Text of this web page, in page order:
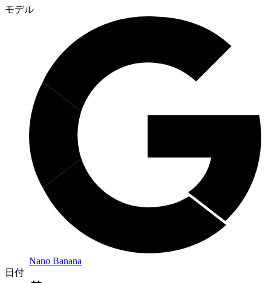
モデル
Nano Banana
日付